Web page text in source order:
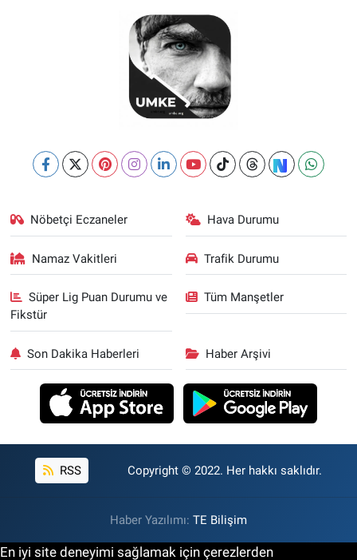
Nöbetçi Eczaneler Hava Durumu
Namaz Vakitleri Trafik Durumu
Süper Lig Puan Durumu ve
Fikstür
Tüm Manşetler
Son Dakika Haberleri Haber Arşivi
RSS Copyright © 2022. Her hakkı saklıdır.
Haber Yazılımı: TE Bilişim
En iyi site deneyimi sağlamak için çerezlerden